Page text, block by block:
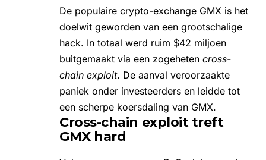
De populaire crypto-exchange GMX is het
doelwit geworden van een grootschalige
hack. In totaal werd ruim $42 miljoen
buitgemaakt via een zogeheten cross-
chain exploit. De aanval veroorzaakte
paniek onder investeerders en leidde tot
een scherpe koersdaling van GMX.
Cross-chain exploit treft
GMX hard